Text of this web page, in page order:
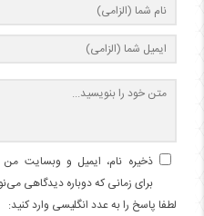
ذخیره نام، ایمیل و وبسایت من
برای زمانی که دوباره دیدگاهی
لطفا پاسخ را به عدد انگلیسی وارد کنید: